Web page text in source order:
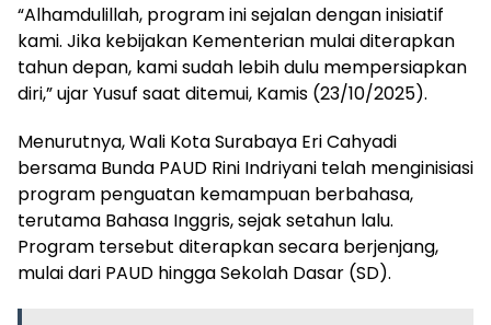
“Alhamdulillah, program ini sejalan dengan inisiatif
kami. Jika kebijakan Kementerian mulai diterapkan
tahun depan, kami sudah lebih dulu mempersiapkan
diri,” ujar Yusuf saat ditemui, Kamis (23/10/2025).
Menurutnya, Wali Kota Surabaya Eri Cahyadi
bersama Bunda PAUD Rini Indriyani telah menginisiasi
program penguatan kemampuan berbahasa,
terutama Bahasa Inggris, sejak setahun lalu.
Program tersebut diterapkan secara berjenjang,
mulai dari PAUD hingga Sekolah Dasar (SD).